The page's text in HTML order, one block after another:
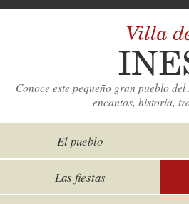
Conoce este pequeño gran pueblo
encantos, historia,
El pueblo
Las fiestas